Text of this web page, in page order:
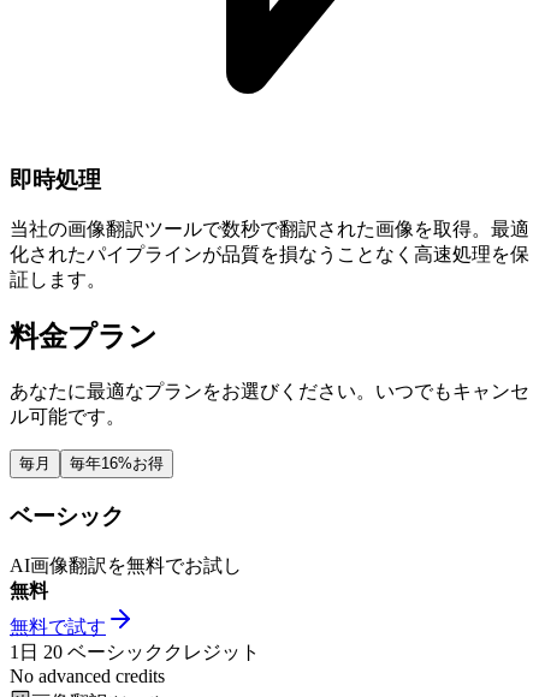
即時処理
当社の画像翻訳ツールで数秒で翻訳された画像を取得。最適
化されたパイプラインが品質を損なうことなく高速処理を保
証します。
料金プラン
あなたに最適なプランをお選びください。いつでもキャンセ
ル可能です。
毎月 毎年16%お得
ベーシック
AI画像翻訳を無料でお試し
無料
無料で試す
1日 20 ベーシッククレジット
No advanced credits